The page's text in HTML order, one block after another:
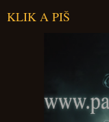
KLIK A PIŠ